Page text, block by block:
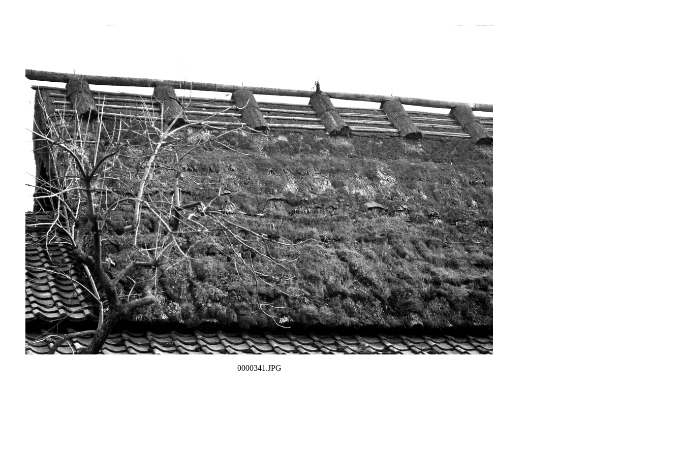
0000341.JPG